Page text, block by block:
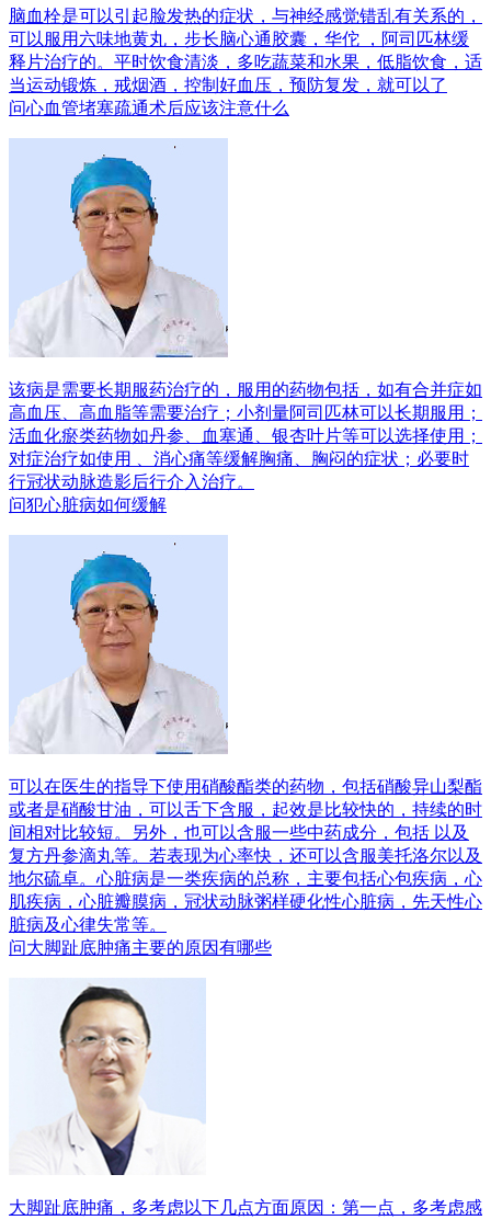
脑血栓是可以引起脸发热的症状，与神经感觉错乱有关系的，
可以服用六味地黄丸，步长脑心通胶囊，华佗 ，阿司匹林缓
释片治疗的。平时饮食清淡，多吃蔬菜和水果，低脂饮食，适
当运动锻炼，戒烟酒，控制好血压，预防复发，就可以了
问心血管堵塞疏通术后应该注意什么
该病是需要长期服药治疗的，服用的药物包括，如有合并症如
高血压、高血脂等需要治疗；小剂量阿司匹林可以长期服用；
活血化瘀类药物如丹参、血塞通、银杏叶片等可以选择使用；
对症治疗如使用 、消心痛等缓解胸痛、胸闷的症状；必要时
行冠状动脉造影后行介入治疗。
问犯心脏病如何缓解
可以在医生的指导下使用硝酸酯类的药物，包括硝酸异山梨酯
或者是硝酸甘油，可以舌下含服，起效是比较快的，持续的时
间相对比较短。另外，也可以含服一些中药成分，包括 以及
复方丹参滴丸等。若表现为心率快，还可以含服美托洛尔以及
地尔硫卓。心脏病是一类疾病的总称，主要包括心包疾病，心
肌疾病，心脏瓣膜病，冠状动脉粥样硬化性心脏病，先天性心
脏病及心律失常等。
问大脚趾底肿痛主要的原因有哪些
大脚趾底肿痛，多考虑以下几点方面原因：第一点，多考虑感